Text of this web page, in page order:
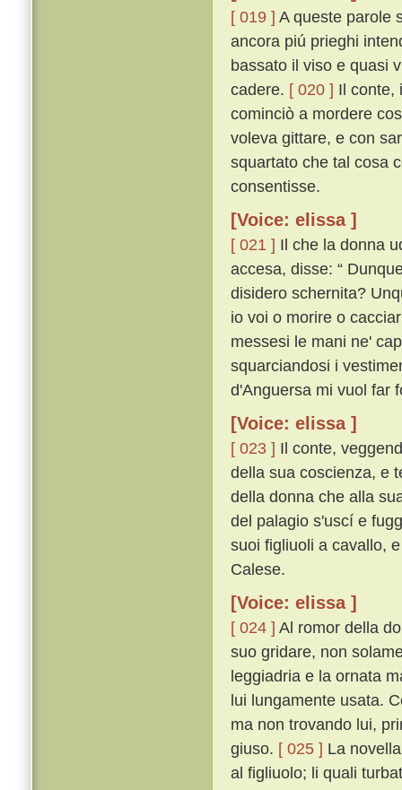
[ 019 ] A queste parole
ancora piú prieghi
bassato il viso e quasi
cadere. [ 020 ] Il conte,
cominciò a mordere
voleva gittare, e con
squartato che tal cosa
consentisse.
[Voice: elissa ]
[ 021 ] Il che la donna
accesa, disse: “
disidero schernita?
io voi o morire o
messesi le mani ne'
squarciandosi i
d'Anguersa mi vuol far
[Voice: elissa ]
[ 023 ] Il conte,
della sua coscienza, e
della donna che alla
del palagio s'uscí e
suoi figliuoli a cavallo,
Calese.
[Voice: elissa ]
[ 024 ] Al romor della
suo gridare, non
leggiadria e la ornata
lui lungamente usata.
ma non trovando lui,
giuso. [ 025 ] La
al figliuolo; li quali